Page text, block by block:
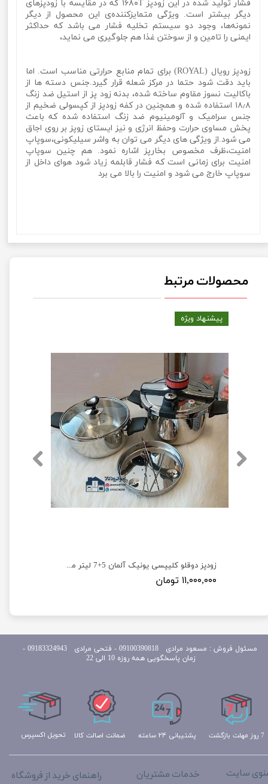
فشار تولید شده در این زودپز ۱۶۸۰T که در مقایسه با زودپزهای
دیگر بیشتر است. ویژگی متمایزکننده‌ی این محصول از دیگر
نمونه‌ها، وجود دو سیستم تخلیه فشار می باشد که حداکثر
ایمنی را تامین و از سوختن غذا هم جلوگیری می نماید،
زودپز رویال (ROYAL) برای تمام منابع حرارتی مناسب است. اما
باید دقت شود حتما در مرکز شعله قرار گیرد.جنس دسته ها از
باکالیت نسوز مقاوم ساخته شده، بدنهزود پز از استیل ضد زنگ
۱۸٫۸ استفاده شده و همچنین در کفه زودپز از کپسولی ضخیم از
جنس سرامیک و آلومینیوم ضد زنگ استفاده شده که باعث
پخش مساوی حرارت و‌حفظ انرژی و نیز ایستای زوپز بر روی اجاق
می شود.از ویژگی های دیگر می توان به واشر سیلیکونی،سوپاپ
امنیت،ظرف مخصوص بخارپز اشاره نمود. هم چنین سوپاپ
امنیت برای زمانی است که فشار قابلمه زیاد شود هوای داخل از
سوپاپ خارج می شود و امنیت را بالا می برد
محصولات مرتبط
زودپز دوقلو کلیپسی یونیک آلمان 5+7 لیتر مدل Unique 7+5
۱۱,۰۰۰,۰۰۰ تومان
پیشنهاد ویژه
تحویل اکسپرس پشتیبانی ۲۴ ساعته 7 روز مهلت بازگشت ضمانت اصالت کالا
راهنمای خرید از فروشگاه خدمات مشتریان سایت
مسئول
فروش : مسعود مرادی 09100390818​​​​​​​ ​​​​​​​- فتحی مرادی 09183324943 -
زمان پاسخگویی همه روزه 10 الی 22